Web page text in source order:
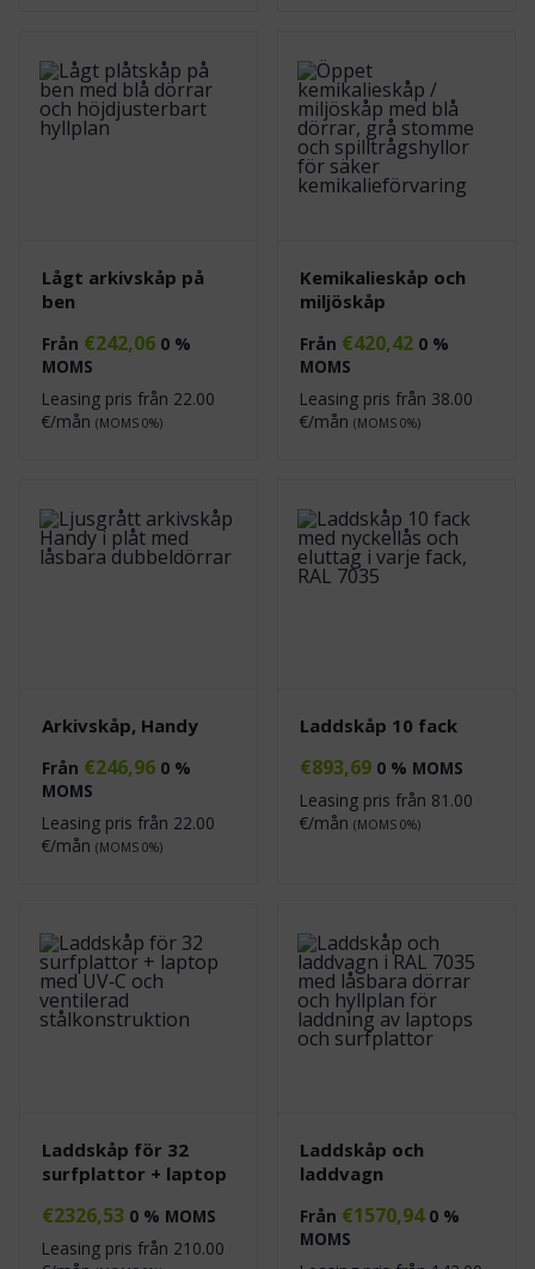
Lågt arkivskåp på
ben
Från €242,06 0 %
MOMS
Leasing pris från 22.00
€/mån (MOMS 0%)
Kemikalieskåp och
miljöskåp
Från €420,42 0 %
MOMS
Leasing pris från 38.00
€/mån (MOMS 0%)
Arkivskåp, Handy
Från €246,96 0 %
MOMS
Leasing pris från 22.00
€/mån (MOMS 0%)
Laddskåp 10 fack
€893,69 0 % MOMS
Leasing pris från 81.00
€/mån (MOMS 0%)
Laddskåp för 32
surfplattor + laptop
€2326,53 0 % MOMS
Leasing pris från 210.00
Laddskåp och
laddvagn
Från €1570,94 0 %
MOMS